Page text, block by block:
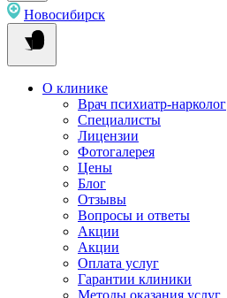
Новосибирск
О клинике
Врач психиатр-нарколог
Специалисты
Лицензии
Фотогалерея
Цены
Блог
Отзывы
Вопросы и ответы
Акции
Акции
Оплата услуг
Гарантии клиники
Методы оказания услуг